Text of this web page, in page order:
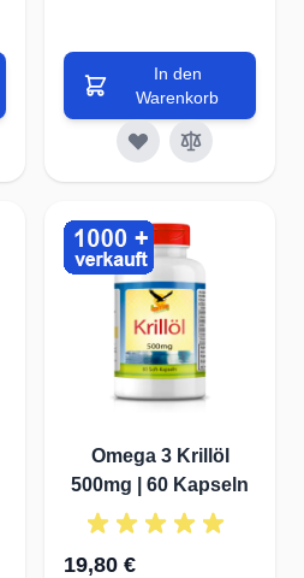
In den
Warenkorb
Omega 3 Krillöl
500mg | 60 Kapseln
19,80 €